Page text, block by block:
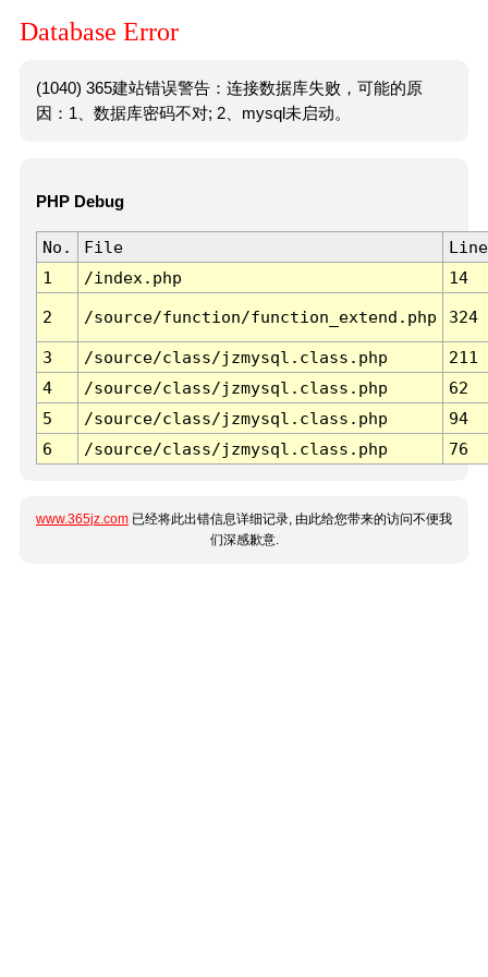
Database Error
(1040) 365建站错误警告：连接数据库失败，可能的原
因：1、数据库密码不对; 2、mysql未启动。
PHP Debug
No. File
Line
1
/index.php 14
2 /source/function/function_extend.php 324
3 /source/class/jzmysql.class.php
211
4
/source/class/jzmysql.class.php
62
5
/source/class/jzmysql.class.php
94
6
/source/class/jzmysql.class.php 76
www.365jz.com 已经将此出错信息详细记录, 由此给您带来的访问不便我
们深感歉意.